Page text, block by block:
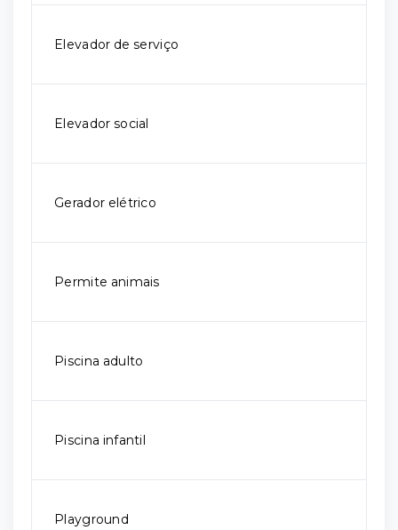
Elevador de serviço
Elevador social
Gerador elétrico
Permite animais
Piscina adulto
Piscina infantil
Playground